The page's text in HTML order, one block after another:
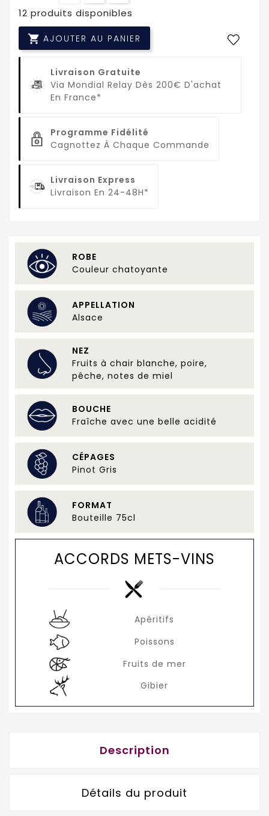
12 produits disponibles
 AJOUTER AU PANIER
Livraison Gratuite
Via Mondial Relay Dès 200€ D'achat
En France*
Programme Fidélité
Cagnottez À Chaque Commande
Livraison Express
Livraison En 24-48H*
ROBE
Couleur chatoyante
APPELLATION
Alsace
NEZ
Fruits à chair blanche, poire,
pêche, notes de miel
BOUCHE
Fraîche avec une belle acidité
CÉPAGES
Pinot Gris
FORMAT
Bouteille 75cl
ACCORDS METS-VINS
Apéritifs
Poissons
Fruits de mer
Gibier
Description
Détails du produit